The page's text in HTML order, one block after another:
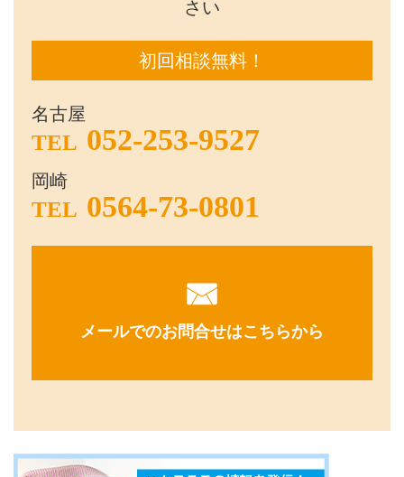
さい
初回相談無料！
名古屋
TEL 052-253-9527
岡崎
TEL 0564-73-0801
メールでのお問合せはこちらから